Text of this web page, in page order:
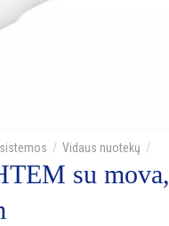
Vidaus nuotekų
su mova,